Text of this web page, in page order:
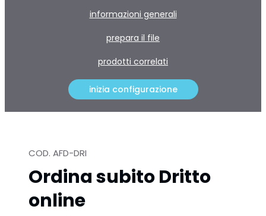
informazioni generali
prepara il file
prodotti correlati
inizia configurazione
COD. AFD-DRI
Ordina subito Dritto
online